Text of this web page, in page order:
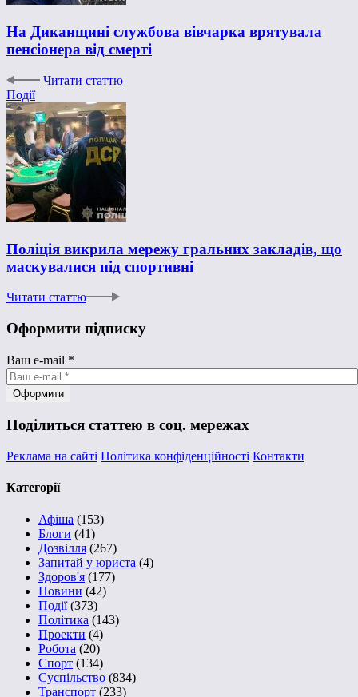
На Диканщині службова вівчарка врятувала
пенсіонера від смерті
Читати статтю
Події
Поліція викрила мережу гральних закладів, що
маскувалися під спортивні
Читати статтю
Оформити підписку
Ваш e-mail *
Поділиться статтею в соц. мережах
Реклама на сайті Політика конфіденційності Контакти
Категорії
Афіша (153)
Блоги (41)
Дозвілля (267)
Запитай у юриста (4)
Здоров'я (177)
Новини (42)
Події(373)
Політика (143)
Проекти (4)
Робота (20)
Спорт (134)
Суспільство (834)
Транспорт (233)